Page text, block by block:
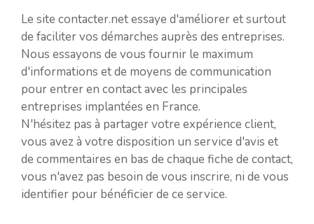
Le site contacter.net essaye d'améliorer et surtout
de faciliter vos démarches auprès des entreprises.
Nous essayons de vous fournir le maximum
d'informations et de moyens de communication
pour entrer en contact avec les principales
entreprises implantées en France.
N'hésitez pas à partager votre expérience client,
vous avez à votre disposition un service d'avis et
de commentaires en bas de chaque fiche de contact,
vous n'avez pas besoin de vous inscrire, ni de vous
identifier pour bénéficier de ce service.